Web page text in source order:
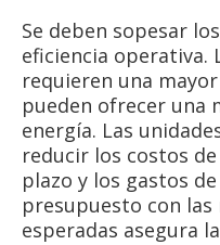
Se deben sopesar
eficiencia operativa.
requieren una
pueden ofrecer una
energía. Las
reducir los costos
plazo y los gastos
presupuesto con las
esperadas asegura